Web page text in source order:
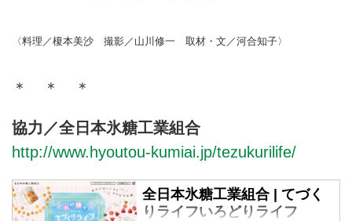
〈料理／榎本美沙 撮影／山川修一 取材・文／河合知子〉
＊ ＊ ＊
協力／全日本氷糖工業組合
http://www.hyoutou-kumiai.jp/tezukurilife/
全日本氷糖工業組合 | てづく
りライフいろどりライフ